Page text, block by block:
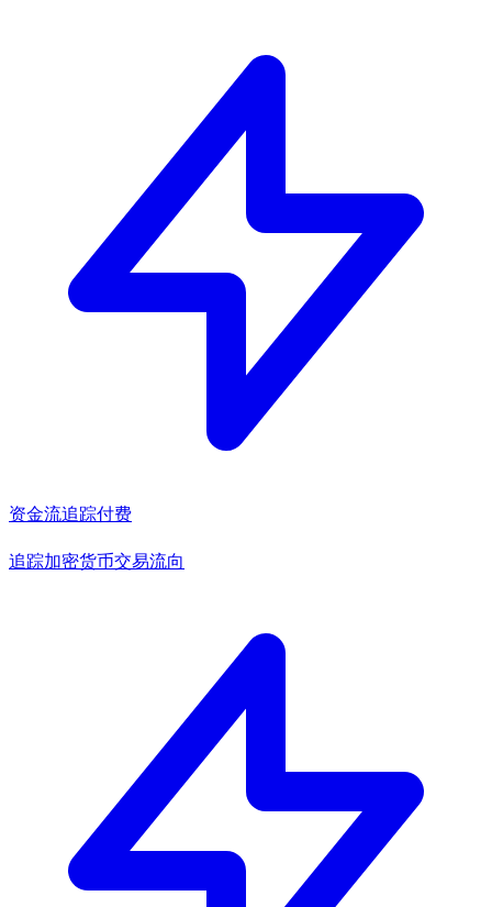
资金流追踪付费
追踪加密货币交易流向